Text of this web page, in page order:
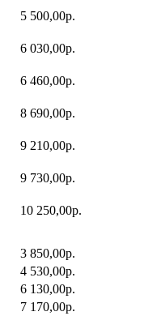
5 500,00р.
6 030,00р.
6 460,00р.
8 690,00р.
9 210,00р.
9 730,00р.
10 250,00р.
3 850,00р.
4 530,00р.
6 130,00р.
7 170,00р.